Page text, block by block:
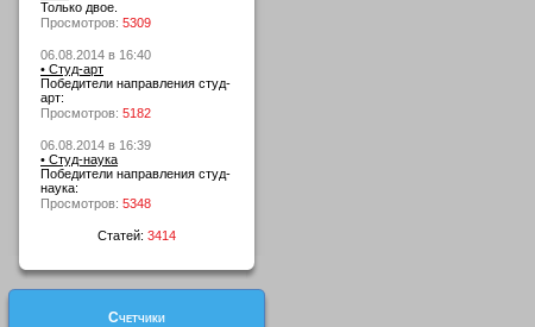
Только двое.
Просмотров: 5309
06.08.2014 в 16:40
• Студ-арт
Победители направления студ-
арт:
Просмотров: 5182
06.08.2014 в 16:39
• Студ-наука
Победители направления студ-
наука:
Просмотров: 5348
Статей: 3414
Счетчики